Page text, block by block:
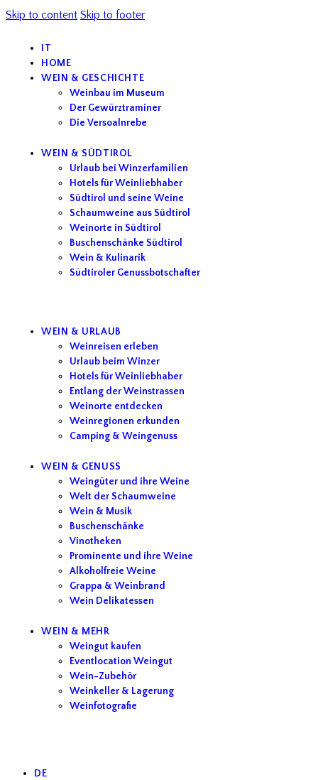
Skip to content Skip to footer
IT
HOME
WEIN & GESCHICHTE
Weinbau im Museum
Der Gewürztraminer
Die Versoalnrebe
WEIN & SÜDTIROL
Urlaub bei Winzerfamilien
Hotels für Weinliebhaber
Südtirol und seine Weine
Schaumweine aus Südtirol
Weinorte in Südtirol
Buschenschänke Südtirol
Wein & Kulinarik
Südtiroler Genussbotschafter
WEIN & URLAUB
Weinreisen erleben
Urlaub beim Winzer
Hotels für Weinliebhaber
Entlang der Weinstrassen
Weinorte entdecken
Weinregionen erkunden
Camping & Weingenuss
WEIN & GENUSS
Weingüter und ihre Weine
Welt der Schaumweine
Wein & Musik
Buschenschänke
Vinotheken
Prominente und ihre Weine
Alkoholfreie Weine
Grappa & Weinbrand
Wein Delikatessen
WEIN & MEHR
Weingut kaufen
Eventlocation Weingut
Wein-Zubehör
Weinkeller & Lagerung
Weinfotografie
DE